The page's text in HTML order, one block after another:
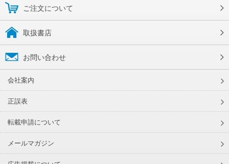
ご注文について
取扱書店
お問い合わせ
会社案内
正誤表
転載申請について
メールマガジン